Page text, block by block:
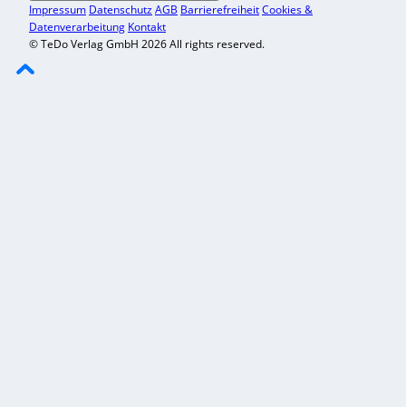
Impressum DatenschutzAGB BarrierefreiheitCookies &
Datenverarbeitung Kontakt
© TeDo Verlag GmbH 2026 All rights reserved.